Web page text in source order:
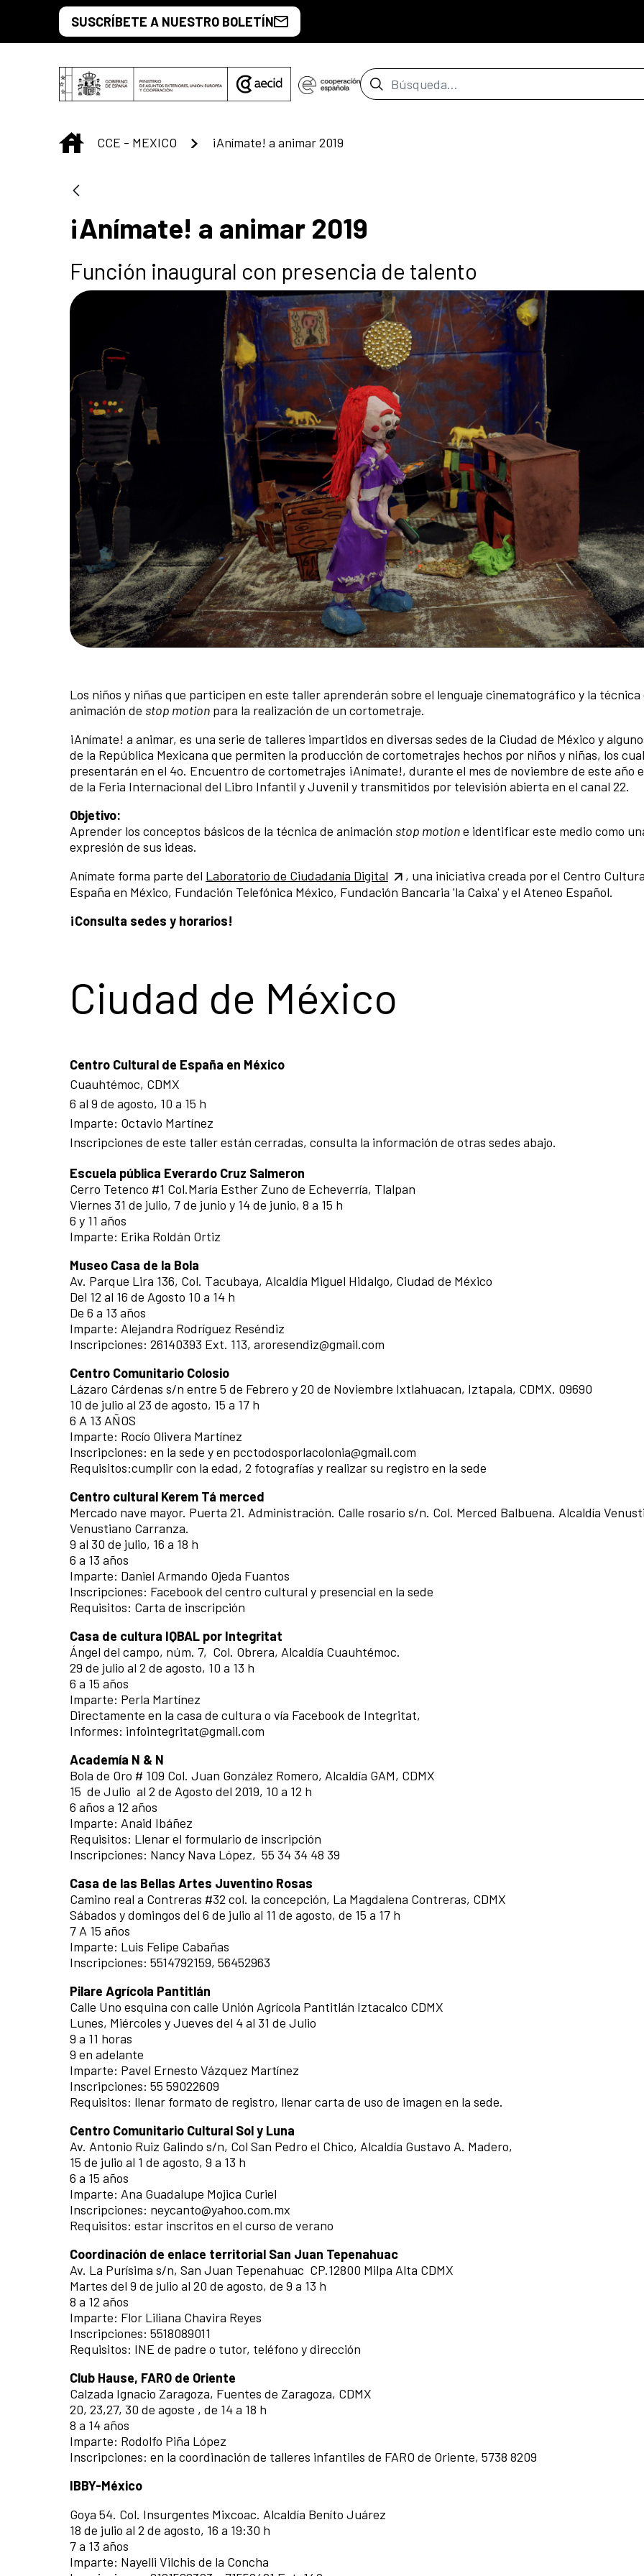
Saltar al contenido principal
SUSCRÍBETE A NUESTRO BOLETÍN
Barra de búsqueda
INICIO
CCE - MEXICO ¡Anímate! a animar 2019
¡Anímate! a animar 2019
Función inaugural con presencia de talento
Los niños y niñas que participen en este taller aprenderán sobre el lenguaje cinematográfico y la técnica
animación de stop motion para la realización de un cortometraje.
¡Anímate! a animar, es una serie de talleres impartidos en diversas sedes de la Ciudad de México y
de la República Mexicana que permiten la producción de cortometrajes hechos por niños y niñas, los
presentarán en el 4o. Encuentro de cortometrajes ¡Anímate!, durante el mes de noviembre de este año
de la Feria Internacional del Libro Infantil y Juvenil y transmitidos por televisión abierta en el canal 22.
Objetivo:
Aprender los conceptos básicos de la técnica de animación stop motione identificar este medio como
expresión de sus ideas.
Anímate forma parte del Laboratorio de Ciudadanía Digital
, una iniciativa creada por el Centro
España en México, Fundación Telefónica México, Fundación Bancaria 'la Caixa' y el Ateneo Español.
¡Consulta sedes y horarios!
Ciudad de México
Centro Cultural de España en México
Cuauhtémoc, CDMX
6 al 9 de agosto, 10 a 15 h
Imparte: Octavio Martínez
Inscripciones de este taller están cerradas, consulta la información de otras sedes abajo.
Escuela pública Everardo Cruz Salmeron
Cerro Tetenco #1 Col.María Esther Zuno de Echeverría, Tlalpan
Viernes 31 de julio, 7 de junio y 14 de junio, 8 a 15 h
6 y 11 años
Imparte: Erika Roldán Ortiz
Museo Casa de la Bola
Av. Parque Lira 136, Col. Tacubaya, Alcaldía Miguel Hidalgo, Ciudad de México
Del 12 al 16 de Agosto 10 a 14 h
De 6 a 13 años
Imparte: Alejandra Rodríguez Reséndiz
Inscripciones: 26140393 Ext. 113, aroresendiz@gmail.com
Centro Comunitario Colosio
Lázaro Cárdenas s/n entre 5 de Febrero y 20 de Noviembre Ixtlahuacan, Iztapala, CDMX. 09690
10 de julio al 23 de agosto, 15 a 17 h
6 A 13 AÑOS
Imparte: Rocío Olivera Martínez
Inscripciones: en la sede y en pcctodosporlacolonia@gmail.com
Requisitos:cumplir con la edad, 2 fotografías y realizar su registro en la sede
Centro cultural Kerem Tá merced
Mercado nave mayor. Puerta 21. Administración. Calle rosario s/n. Col. Merced Balbuena. Alcaldía
Venustiano Carranza.
9 al 30 de julio, 16 a 18 h
6 a 13 años
Imparte: Daniel Armando Ojeda Fuantos
Inscripciones: Facebook del centro cultural y presencial en la sede
Requisitos: Carta de inscripción
Casa de cultura IQBAL por Integritat
Ángel del campo, núm. 7, Col. Obrera, Alcaldía Cuauhtémoc.
29 de julio al 2 de agosto, 10 a 13 h
6 a 15 años
Imparte: Perla Martínez
Directamente en la casa de cultura o vía Facebook de Integritat,
Informes: infointegritat@gmail.com
Academía N & N
Bola de Oro # 109 Col. Juan González Romero, Alcaldía GAM, CDMX
15 de Julio al 2 de Agosto del 2019, 10 a 12 h
6 años a 12 años
Imparte: Anaid Ibáñez
Requisitos: Llenar el formulario de inscripción
Inscripciones: Nancy Nava López, 55 34 34 48 39
Casa de las Bellas Artes Juventino Rosas
Camino real a Contreras #32 col. la concepción, La Magdalena Contreras, CDMX
Sábados y domingos del 6 de julio al 11 de agosto, de 15 a 17 h
7 A 15 años
Imparte: Luis Felipe Cabañas
Inscripciones: 5514792159, 56452963
Pilare Agrícola Pantitlán
Calle Uno esquina con calle Unión Agrícola Pantitlán Iztacalco CDMX
Lunes, Miércoles y Jueves del 4 al 31 de Julio
9 a 11 horas
9 en adelante
Imparte: Pavel Ernesto Vázquez Martínez
Inscripciones: 55 59022609
Requisitos: llenar formato de registro, llenar carta de uso de imagen en la sede.
Centro Comunitario Cultural Sol y Luna
Av. Antonio Ruiz Galindo s/n, Col San Pedro el Chico, Alcaldía Gustavo A. Madero,
15 de julio al 1 de agosto, 9 a 13 h
6 a 15 años
Imparte: Ana Guadalupe Mojica Curiel
Inscripciones: neycanto@yahoo.com.mx
Requisitos: estar inscritos en el curso de verano
Coordinación de enlace territorial San Juan Tepenahuac
Av. La Purísima s/n, San Juan Tepenahuac CP.12800 Milpa Alta CDMX
Martes del 9 de julio al 20 de agosto, de 9 a 13 h
8 a 12 años
Imparte: Flor Liliana Chavira Reyes
Inscripciones: 5518089011
Requisitos: INE de padre o tutor, teléfono y dirección
Club Hause, FARO de Oriente
Calzada Ignacio Zaragoza, Fuentes de Zaragoza, CDMX
20, 23,27, 30 de agoste , de 14 a 18 h
8 a 14 años
Imparte: Rodolfo Piña López
Inscripciones: en la coordinación de talleres infantiles de FARO de Oriente, 5738 8209
IBBY-México
Goya 54. Col. Insurgentes Mixcoac. Alcaldía Beníto Juárez
18 de julio al 2 de agosto, 16 a 19:30 h
7 a 13 años
Imparte: Nayelli Vilchis de la Concha